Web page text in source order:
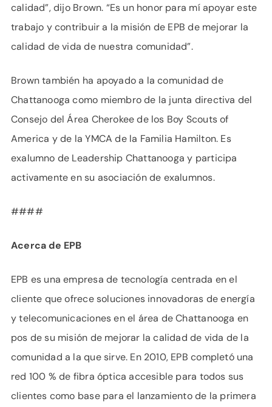
calidad”, dijo Brown. “Es un honor para mí apoyar este
trabajo y contribuir a la misión de EPB de mejorar la
calidad de vida de nuestra comunidad”.
Brown también ha apoyado a la comunidad de
Chattanooga como miembro de la junta directiva del
Consejo del Área Cherokee de los Boy Scouts of
America y de la YMCA de la Familia Hamilton. Es
exalumno de Leadership Chattanooga y participa
activamente en su asociación de exalumnos.
####
Acerca de EPB
EPB es una empresa de tecnología centrada en el
cliente que ofrece soluciones innovadoras de energía
y telecomunicaciones en el área de Chattanooga en
pos de su misión de mejorar la calidad de vida de la
comunidad a la que sirve. En 2010, EPB completó una
red 100 % de fibra óptica accesible para todos sus
clientes como base para el lanzamiento de la primera